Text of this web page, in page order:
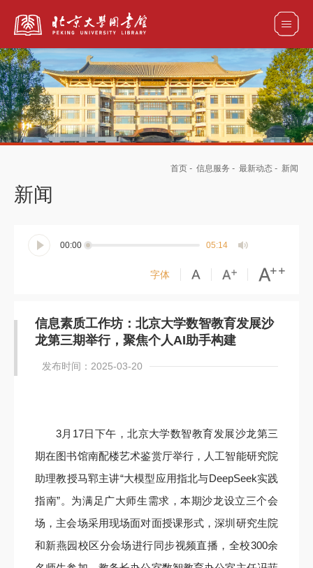
全部资源
首页 - 信息服务 - 最新动态 - 新闻
新闻
00:00 05:14
字体
信息素质工作坊：北京大学数智教育发展沙
龙第三期举行，聚焦个人AI助手构建
发布时间：2025-03-20
3月17日下午，北京大学数智教育发展沙龙第三
期在图书馆南配楼艺术鉴赏厅举行，人工智能研究院
助理教授马郓主讲“大模型应用指北与DeepSeek实践
指南”。为满足广大师生需求，本期沙龙设立三个会
场，主会场采用现场面对面授课形式，深圳研究生院
和新燕园校区分会场进行同步视频直播，全校300余